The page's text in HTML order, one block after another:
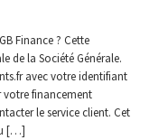
Finance ? Cette
de la Société Générale.
avec votre identifiant
financement
le service client. Cet
[…]